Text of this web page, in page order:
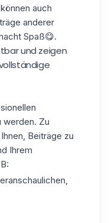
auch
anderer
Spaß😋.
und zeigen
werden. Zu
Beiträge zu
Ihrem